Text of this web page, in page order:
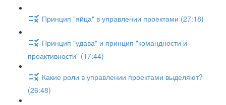
Принцип "яйца" в управлении проектами (27:18)
Принцип "удава" и принцип "командности и
проактивности" (17:44)
Какие роли в управлении проектами выделяют?
(26:48)